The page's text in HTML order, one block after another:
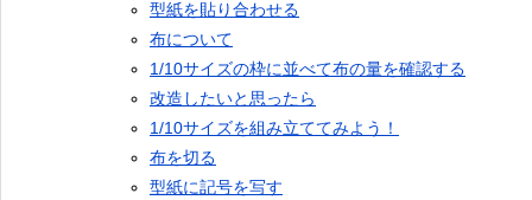
型紙を貼り合わせる
布について
1/10サイズの枠に並べて布の量を確認する
改造したいと思ったら
1/10サイズを組み立ててみよう！
布を切る
型紙に記号を写す